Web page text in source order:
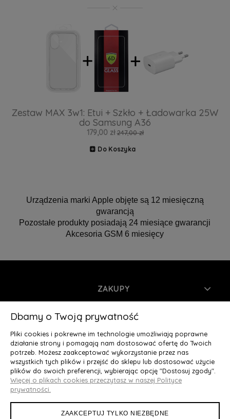
Zestaw MAX 3w1: Etui + Szkło + Ładowarka 25W
do Samsung A36
179,00 zł 247,00 zł
Do Koszyka
Urządzenia marki Apple objęte są 12 miesięczną
gwarancją
Pozostałe produkty posiadają 24 miesiące gwarancji
Akcesoria GSM 6 miesięcy
ZAKUPY
INFORMACJE
MOJE KONTO
O NAS
Deluxury.pl
Dbamy o Twoją prywatność
Pliki cookies i pokrewne im technologie umożliwiają poprawne
działanie strony i pomagają nam dostosować ofertę do Twoich
potrzeb. Możesz zaakceptować wykorzystanie przez nas
wszystkich tych plików i przejść do sklepu lub dostosować użycie
plików do swoich preferencji, wybierając opcję "Dostosuj zgody".
Więcej o plikach cookies przeczytasz w naszej Polityce
prywatności.
ZAAKCEPTUJ TYLKO NIEZBĘDNE